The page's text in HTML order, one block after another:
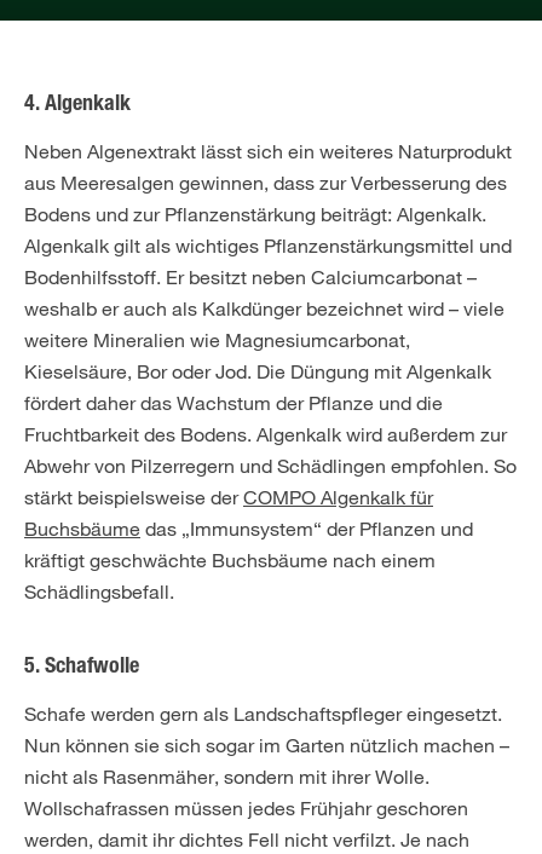
4. Algenkalk
Neben Algenextrakt lässt sich ein weiteres Naturprodukt
aus Meeresalgen gewinnen, dass zur Verbesserung des
Bodens und zur Pflanzenstärkung beiträgt: Algenkalk.
Algenkalk gilt als wichtiges Pflanzenstärkungsmittel und
Bodenhilfsstoff. Er besitzt neben Calciumcarbonat –
weshalb er auch als Kalkdünger bezeichnet wird – viele
weitere Mineralien wie Magnesiumcarbonat,
Kieselsäure, Bor oder Jod. Die Düngung mit Algenkalk
fördert daher das Wachstum der Pflanze und die
Fruchtbarkeit des Bodens. Algenkalk wird außerdem zur
Abwehr von Pilzerregern und Schädlingen empfohlen. So
stärkt beispielsweise derCOMPO Algenkalk für
Buchsbäume das „Immunsystem“ der Pflanzen und
kräftigt geschwächte Buchsbäume nach einem
Schädlingsbefall.
5. Schafwolle
Schafe werden gern als Landschaftspfleger eingesetzt.
Nun können sie sich sogar im Garten nützlich machen –
nicht als Rasenmäher, sondern mit ihrer Wolle.
Wollschafrassen müssen jedes Frühjahr geschoren
werden, damit ihr dichtes Fell nicht verfilzt. Je nach